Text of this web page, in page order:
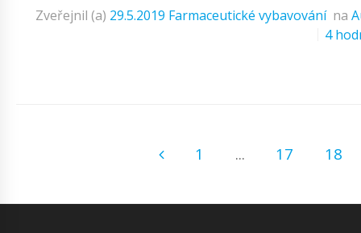
Zveřejnil (a) 29.5.2019 Farmaceutické vybavování na
4
1 ... 17 18